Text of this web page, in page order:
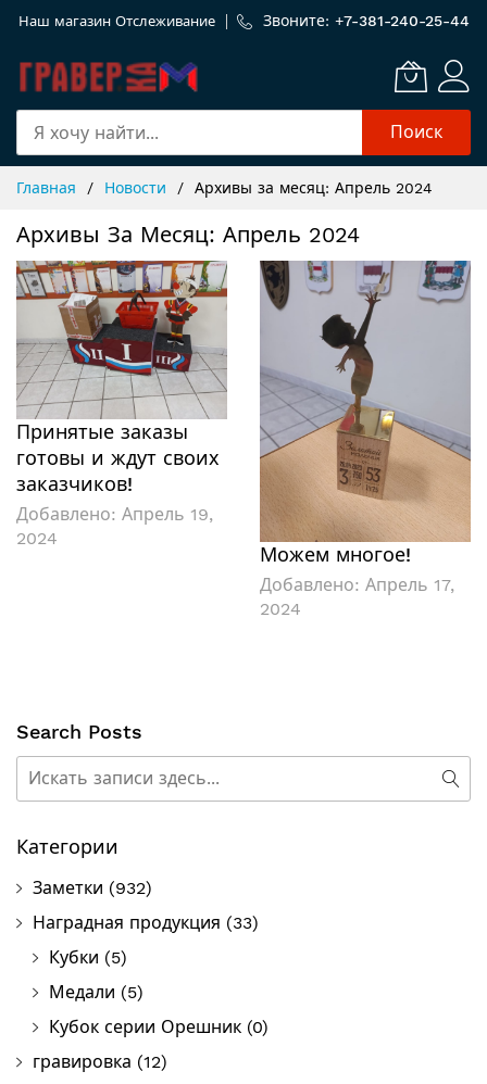
Наш магазин Отслеживание Звоните: +7-381-240-25-44
Поиск
Content
Главная Новости Архивы за месяц: Апрель 2024
Архивы За Месяц: Апрель 2024
Принятые заказы
готовы и ждут своих
заказчиков!
Добавлено: Апрель 19,
2024
Можем многое!
Добавлено: Апрель 17,
2024
Search Posts
Категории
Заметки (932)
Наградная продукция (33)
Кубки (5)
Медали (5)
Кубок серии Орешник (0)
гравировка (12)